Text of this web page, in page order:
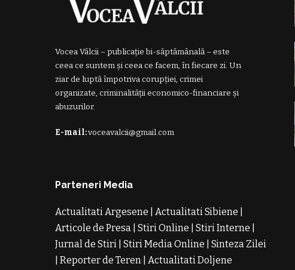
Vocea Vâlcii – publicație bi-săptămânală – este
ceea ce suntem și ceea ce facem, în fiecare zi. Un
ziar de luptă împotriva corupției, crimei
organizate, criminalității economico-financiare și
abuzurilor.
E-mail:voceavalcii@gmail.com
Parteneri Media
Actualitati Argesene Actualitati Sibiene
Articole de Presa
Stiri Online Stiri Interne
Jurnal de Stiri
Stiri Media Online
Sinteza Zilei
Reporter de Teren Actualitati Doljene